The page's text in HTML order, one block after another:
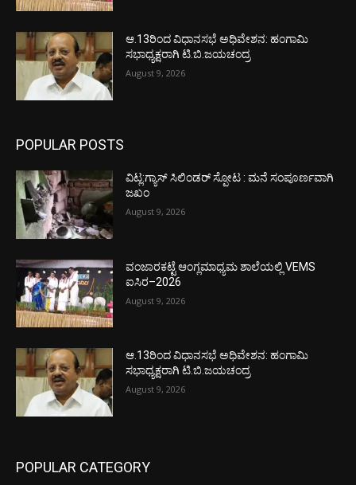
ಆ.13ರಿಂದ ವಿಧಾನಸಭೆ ಅಧಿವೇಶನ: ಹಂಗಾಮಿ
ಸಭಾಧ್ಯಕ್ಷರಾಗಿ ಟಿ.ಬಿ.ಜಯಚಂದ್ರ
August 9, 2026
POPULAR POSTS
ವಿಟ್ಲ:ಗ್ಯಾಸ್ ಸಿಲಿಂಡರ್ ಸ್ಪೋಟ : ಮನೆ ಸಂಪೂರ್ಣವಾಗಿ
ಜಖಂ
August 9, 2026
ವಂಜಾರಕಟ್ಟೆ ಆಂಗ್ಲಮಾಧ್ಯಮ ಶಾಲೆಯಲ್ಲಿ VEMS
ಐಸಿರ–2026
August 9, 2026
ಆ.13ರಿಂದ ವಿಧಾನಸಭೆ ಅಧಿವೇಶನ: ಹಂಗಾಮಿ
ಸಭಾಧ್ಯಕ್ಷರಾಗಿ ಟಿ.ಬಿ.ಜಯಚಂದ್ರ
August 9, 2026
POPULAR CATEGORY